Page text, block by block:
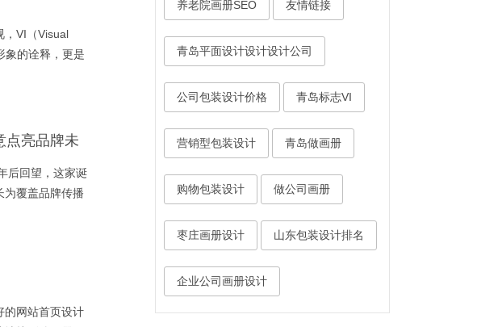
，VI（Visual
象的诠释，更是
点亮品牌未
后回望，这家诞
为覆盖品牌传播
的网站首页设计
养老院画册SEO 友情链接
青岛平面设计设计设计公司
公司包装设计价格 青岛标志VI
营销型包装设计 青岛做画册
购物包装设计 做公司画册
枣庄画册设计 山东包装设计排名
企业公司画册设计